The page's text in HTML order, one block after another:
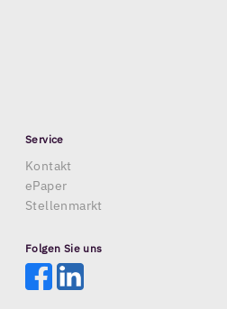
Service
Kontakt
ePaper
Stellenmarkt
Folgen Sie uns